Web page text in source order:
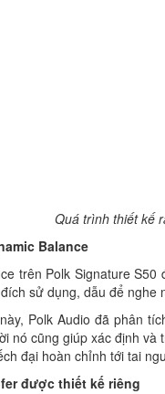
Quá trình thiết kế
Balance
trên Polk Signature
sử dụng, dẫu để nghe
Polk Audio đã phân
nó cũng giúp xác định
đại hoàn chỉnh tới tai
được thiết kế riêng